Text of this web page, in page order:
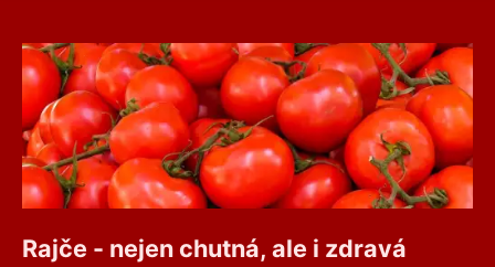
Rajče - nejen chutná, ale i zdravá